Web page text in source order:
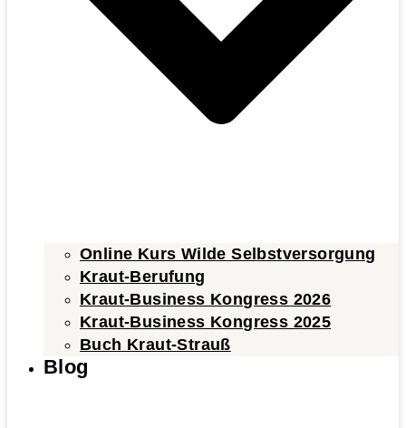
Online Kurs Wilde Selbstversorgung
Kraut-Berufung
Kraut-Business Kongress 2026
Kraut-Business Kongress 2025
Buch Kraut-Strauß
Blog